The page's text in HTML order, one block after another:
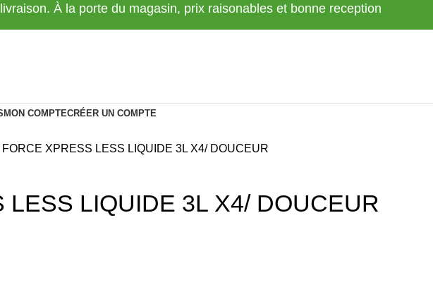
À la porte du magasin, prix raisonables et bonne reception
MON COMPTECRÉER UN COMPTE
FORCE XPRESS LESS LIQUIDE 3L X4/ DOUCEUR
LESS LIQUIDE 3L X4/ DOUCEUR